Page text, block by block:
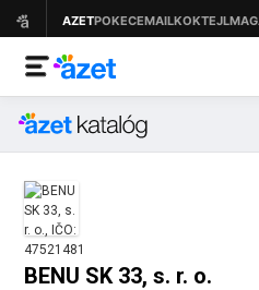
BENU SK 33, s. r. o.